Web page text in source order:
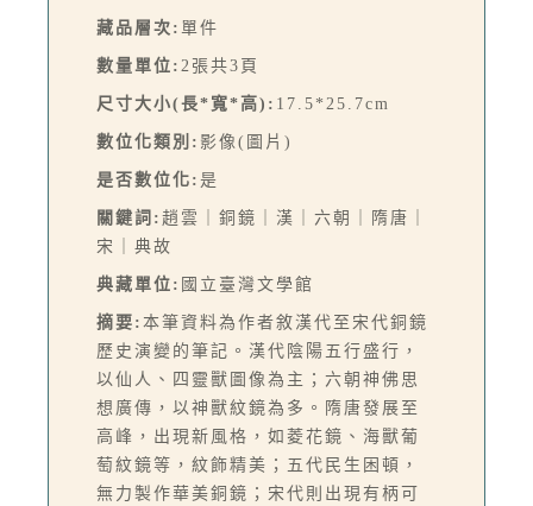
藏品層次: 單件
數量單位: 2張共3頁
尺寸大小(長*寬*高): 17.5*25.7cm
數位化類別: 影像(圖片)
是否數位化: 是
關鍵詞: 趙雲｜銅鏡｜漢｜六朝｜隋唐｜
宋｜典故
典藏單位: 國立臺灣文學館
摘要: 本筆資料為作者敘漢代至宋代銅鏡
歷史演變的筆記。漢代陰陽五行盛行，
以仙人、四靈獸圖像為主；六朝神佛思
想廣傳，以神獸紋鏡為多。隋唐發展至
高峰，出現新風格，如菱花鏡、海獸葡
萄紋鏡等，紋飾精美；五代民生困頓，
無力製作華美銅鏡；宋代則出現有柄可